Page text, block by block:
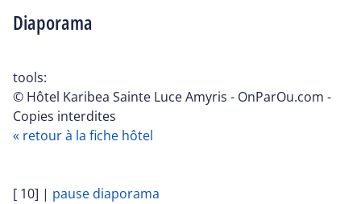
Diaporama
tools:
© Hôtel Karibea Sainte Luce Amyris - OnParOu.com -
Copies interdites
« retour à la fiche hôtel
[ 10] | pause diaporama